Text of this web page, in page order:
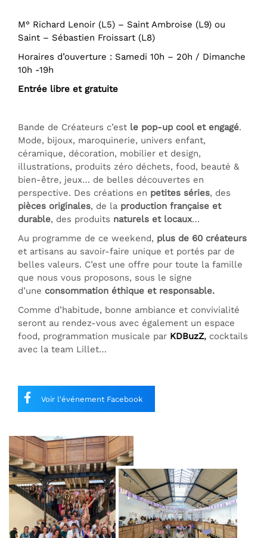
M° Richard Lenoir (L5) – Saint Ambroise (L9) ou
Saint – Sébastien Froissart (L8)
Horaires d’ouverture : Samedi 10h – 20h / Dimanche
10h -19h
Entrée libre et gratuite
Bande de Créateurs c’est le pop-up cool et engagé.
Mode, bijoux, maroquinerie, univers enfant,
céramique, décoration, mobilier et design,
illustrations, produits zéro déchets, food, beauté &
bien-être, jeux… de belles découvertes en
perspective. Des créations en petites séries, des
pièces originales, de la production française et
durable, des produits naturels et locaux…
Au programme de ce weekend, plus de 60 créateurs
et artisans au savoir-faire unique et portés par de
belles valeurs. C’est une offre pour toute la famille
que nous vous proposons, sous le signe
d’une consommation éthique et responsable.
Comme d’habitude, bonne ambiance et convivialité
seront au rendez-vous avec également un espace
food, programmation musicale par KDBuzZ, cocktails
avec la team Lillet…
Voir l'événement Facebook